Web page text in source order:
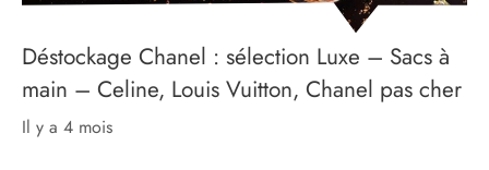
Déstockage Chanel : sélection Luxe – Sacs à
main – Celine, Louis Vuitton, Chanel pas cher
il y a 4 mois